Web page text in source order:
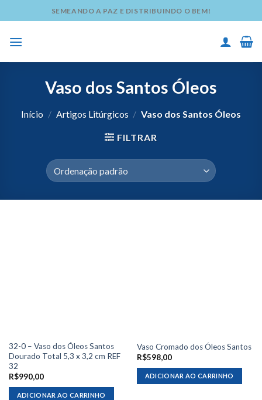
to
content
SEMEANDO A PAZ E DISTRIBUINDO O BEM!
Vaso dos Santos Óleos
Início / Artigos Litúrgicos / Vaso dos Santos Óleos
FILTRAR
32-0 – Vaso dos Óleos Santos
Dourado Total 5,3 x 3,2 cm REF
32
R$990,00
ADICIONAR AO CARRINHO
Vaso Cromado dos Óleos Santos
R$598,00
ADICIONAR AO CARRINHO